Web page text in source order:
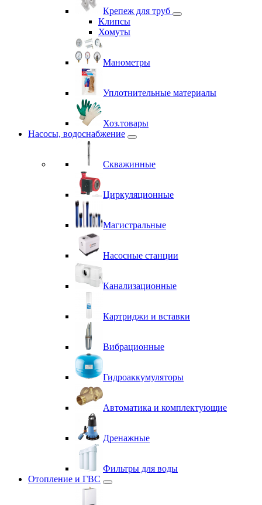
Крепеж для труб
Клипсы
Хомуты
Манометры
Уплотнительные материалы
Хоз.товары
Насосы, водоснабжение
Скважинные
Циркуляционные
Магистральные
Насосные станции
Канализационные
Картриджи и вставки
Вибрационные
Гидроаккумуляторы
Автоматика и комплектующие
Дренажные
Фильтры для воды
Отопление и ГВС